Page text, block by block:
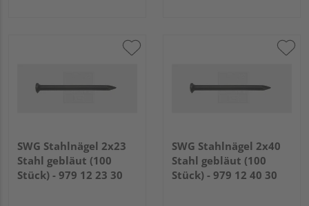
SWG Stahlnägel 2x23
Stahl gebläut (100
Stück) - 979 12 23 30
SWG Stahlnägel 2x40
Stahl gebläut (100
Stück) - 979 12 40 30